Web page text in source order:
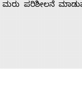
ಪರಿಶೀಲನೆ